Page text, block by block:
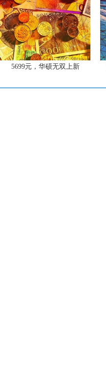
5699元，华硕无双上新